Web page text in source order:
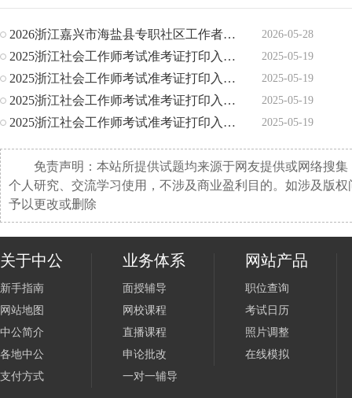
2026浙江嘉兴市海盐县专职社区工作者招聘笔试准考证领取公告 2026-05-28
2025浙江社会工作师考试准考证打印入口_5月19日-23日 2025-05-19
2025浙江社会工作师考试准考证打印入口_5月19日-23日 2025-05-19
2025浙江社会工作师考试准考证打印入口_5月19日-23日 2025-05-19
2025浙江社会工作师考试准考证打印入口_5月19日-23日 2025-05-19
免责声明：本站所提供试题均来源于网友提供或网络搜
个人研究、交流学习使用，不涉及商业盈利目的。如涉及版
予以更改或删除
关于中公
新手指南
网站地图
中公简介
各地中公
支付方式
业务体系
面授辅导
网校课程
直播课程
申论批改
一对一辅导
网站产品
职位查询
考试日历
照片调整
在线模拟